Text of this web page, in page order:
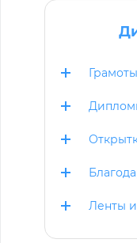
Грамоты
Ленты